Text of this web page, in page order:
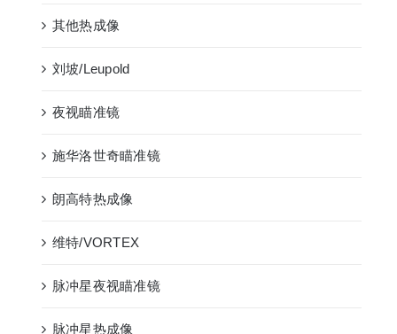
其他热成像
刘坡/Leupold
夜视瞄准镜
施华洛世奇瞄准镜
朗高特热成像
维特/VORTEX
脉冲星夜视瞄准镜
脉冲星热成像